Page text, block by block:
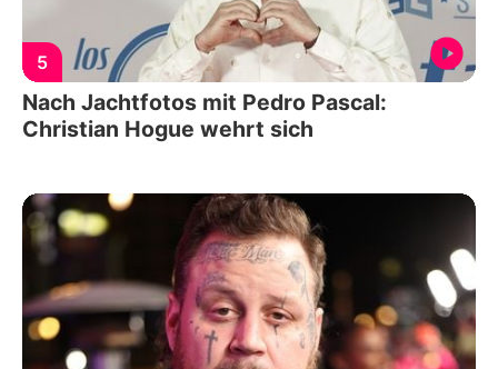
5
Nach Jachtfotos mit Pedro Pascal:
Christian Hogue wehrt sich